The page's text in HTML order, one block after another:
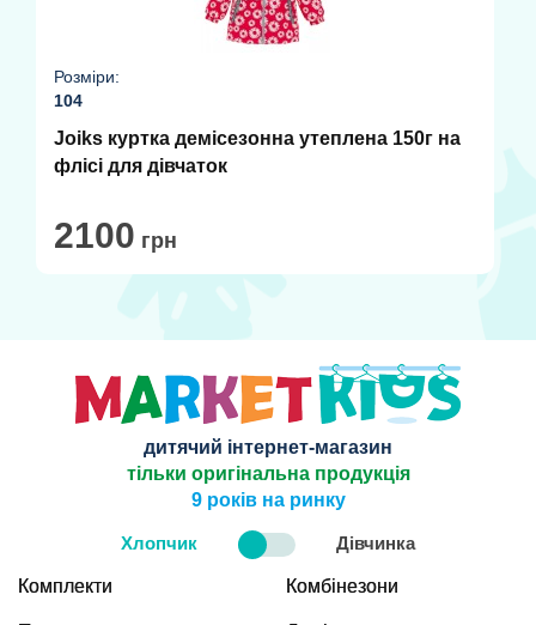
Розміри:
104
Joiks куртка демісезонна утеплена 150г на
флісі для дівчаток
2100 грн
дитячий інтернет-магазин
тільки оригінальна продукція
9 років на ринку
Хлопчик Дівчинка
Комплекти Комбінезони